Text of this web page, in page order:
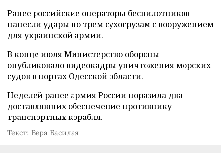
Ранее российские операторы беспилотников
нанеслиудары по трем сухогрузам с вооружением
для украинской армии.
В конце июля Министерство обороны
опубликоваловидеокадры уничтожения морских
судов в портах Одесской области.
Неделей ранее армия Россиипоразила два
доставлявших обеспечение противнику
транспортных корабля.
Текст: Вера Басилая